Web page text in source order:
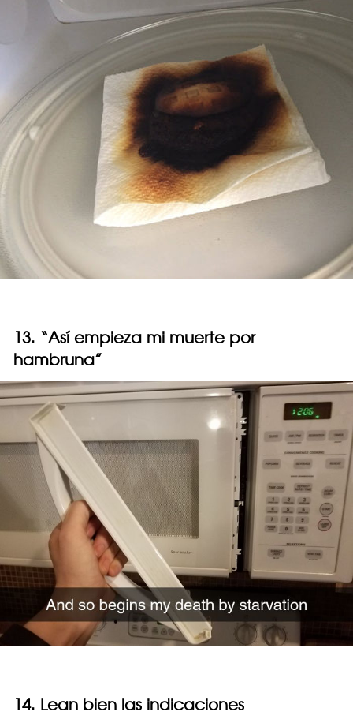
13. “Así empieza mi muerte por
hambruna”
14. Lean bien las indicaciones